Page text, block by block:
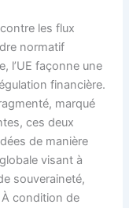
les flux
normatif
l’UE façonne une
financière.
marqué
ces deux
de manière
visant à
souveraineté,
À condition de